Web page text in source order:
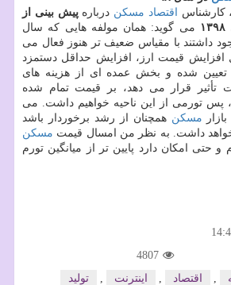
كارشناس
اقتصاد مسكن درباره پیش بینی از
می گوید: همان مولفه هایی كه سال
داشتند با مقیاس ضعیف تر هنوز فعال می
افزایش قیمت ارز، افزایش حداقل دستمزد
۳۵ درصد تعیین شده و بخش عمده ای از هزینه های
تأثیر قرار می دهد، بر قیمت تمام شده
پس تورمی از این ناحیه خواهیم داشت. می
مسكن همچنان از رشد برخوردار باشد
داشت. به نظر من امسال قیمت مسكن
امكان دارد پایین تر از میانگین تورم
4807
, اقتصاد , اینترنت , تولید